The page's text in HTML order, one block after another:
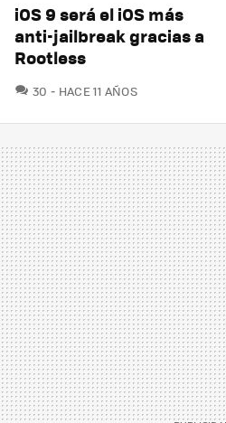
iOS 9 será el iOS más
anti-jailbreak gracias a
Rootless
30 COMENTARIOS
HACE 11 AÑOS